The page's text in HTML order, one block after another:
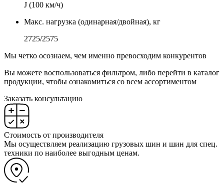
J (100 км/ч)
Макс. нагрузка (одинарная/двойная), кг
2725/2575
Мы четко осознаем, чем именно превосходим конкурентов
Вы можете воспользоваться фильтром, либо перейти в каталог
продукции, чтобы ознакомиться со всем ассортиментом
Заказать консультацию
Стоимость от производителя
Мы осуществляем реализацию грузовых шин и шин для спец.
техники по наиболее выгодным ценам.